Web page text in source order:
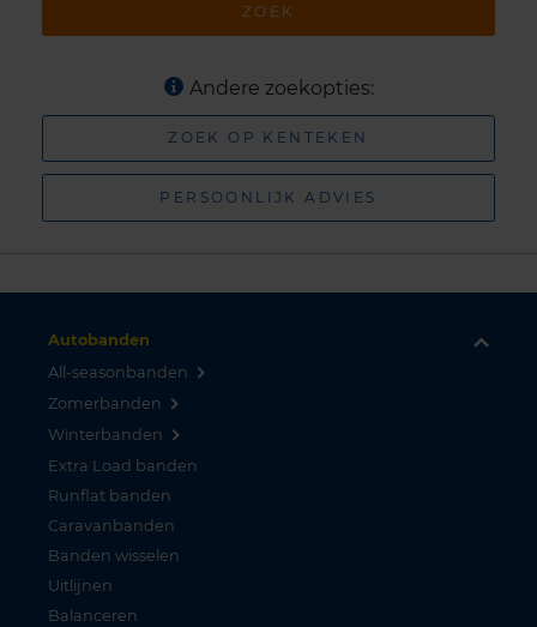
ZOEK
Andere zoekopties:
ZOEK OP KENTEKEN
PERSOONLIJK ADVIES
Autobanden
All-seasonbanden
Zomerbanden
Winterbanden
Extra Load banden
Runflat banden
Caravanbanden
Banden wisselen
Uitlijnen
Balanceren